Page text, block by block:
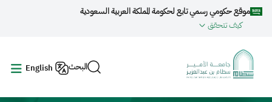
تجاوز إلى المحتوى الرئيسي
موقع حكومي رسمي تابع لحكومة المملكة العربية السعودية
كيف تتحقق
البحث English